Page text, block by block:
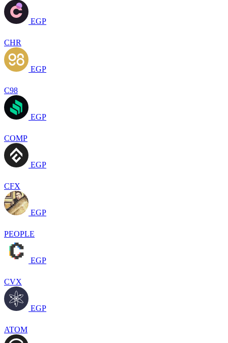
EGP
CHR
EGP
C98
EGP
COMP
EGP
CFX
EGP
PEOPLE
EGP
CVX
EGP
ATOM